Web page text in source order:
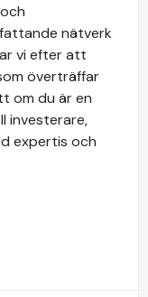
nätverk
vi efter att
överträffar
om du är en
investerare,
expertis och